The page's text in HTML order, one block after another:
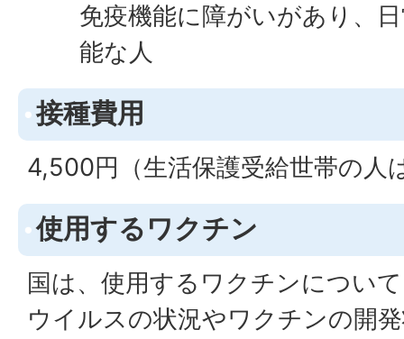
免疫機能に障がいがあり、
能な人
接種費用
4,500円（生活保護受給世帯の人
使用するワクチン
国は、使用するワクチンについ
ウイルスの状況やワクチンの開